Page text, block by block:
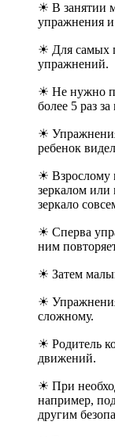
☀ В занятии
упражнения
☀ Для самых
упражнений.
☀ Не нужно
более 5 раз за
☀
ребенок
☀ Взрослому
зеркалом или
зеркало
☀ Сперва
ним
☀ Затем
☀
сложному.
☀ Родитель
движений.
☀ При
например,
другим